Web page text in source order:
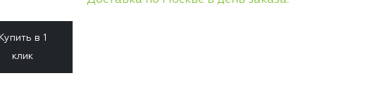
Купить в 1
клик